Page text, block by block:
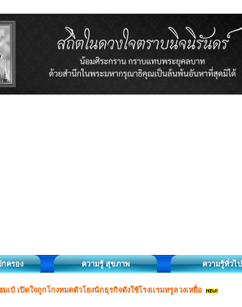
กครอง ความรู้ สุขภาพ ความรู้ทั่วไป
มเบ้ เปิดใจถูกโกงหมดตัวโยงนักธุรกิจดังใช้โรงเเรมหรูลวงเหยื่อ